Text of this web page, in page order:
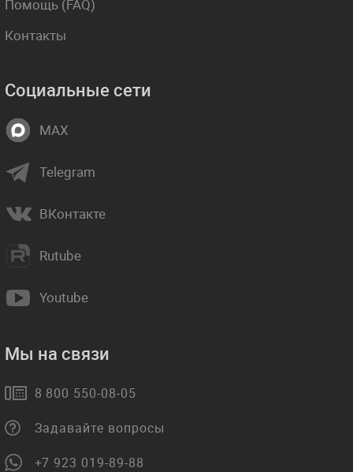
Помощь (FAQ)
Контакты
Социальные сети
MAX
Telegram
ВКонтакте
Rutube
Youtube
Мы на связи
8 800 550-08-05
Задавайте вопросы
+7 923 019-89-88